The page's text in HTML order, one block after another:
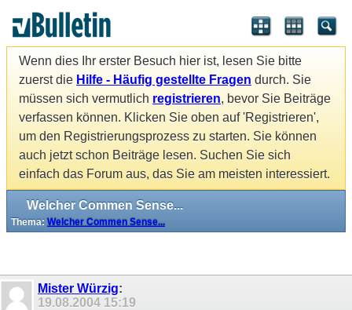
Wenn dies Ihr erster Besuch hier ist, lesen Sie bitte
zuerst die Hilfe - Häufig gestellte Fragen durch. Sie
müssen sich vermutlich registrieren, bevor Sie Beiträge
verfassen können. Klicken Sie oben auf 'Registrieren',
um den Registrierungsprozess zu starten. Sie können
auch jetzt schon Beiträge lesen. Suchen Sie sich
einfach das Forum aus, das Sie am meisten interessiert.
Welcher Commen Sense...
Thema: Welcher Commen Sense...
Mister Würzig:
19.08.2004 15:19